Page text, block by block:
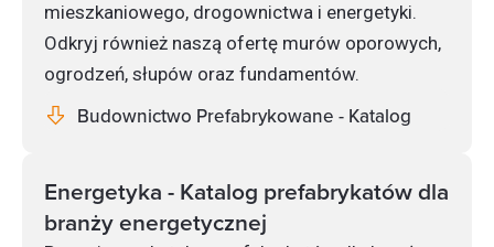
mieszkaniowego, drogownictwa i energetyki.
Odkryj również naszą ofertę murów oporowych,
ogrodzeń, słupów oraz fundamentów.
Budownictwo Prefabrykowane - Katalog
Energetyka - Katalog prefabrykatów dla
branży energetycznej